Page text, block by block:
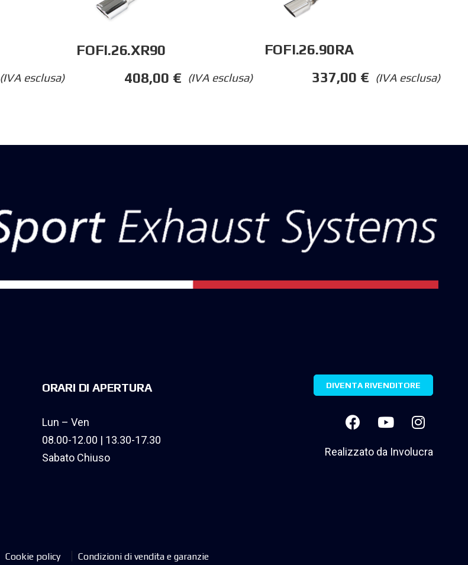
(IVA esclusa)
FOFI.26.XR90
(IVA esclusa)
408,00 €
FOFI.26.90RA
(IVA esclusa)
337,00 €
ORARI DI APERTURA
Lun – Ven
08.00-12.00 | 13.30-17.30
Sabato Chiuso
DIVENTA RIVENDITORE
Realizzato da Involucra
Cookie policy Condizioni di vendita e garanzie